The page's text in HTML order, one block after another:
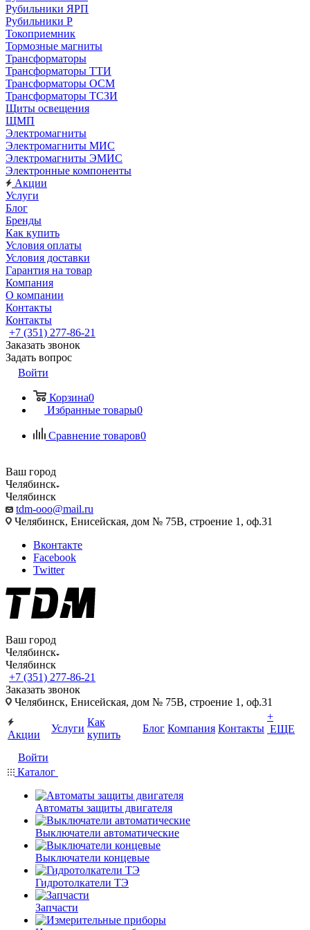
Рубильники ЯРП
Рубильники Р
Токоприемник
Тормозные магниты
Трансформаторы
Трансформаторы ТТИ
Трансформаторы ОСМ
Трансформаторы ТСЗИ
Щиты освещения
ЩМП
Электромагниты
Электромагниты МИС
Электромагниты ЭМИС
Электронные компоненты
Акции
Услуги
Блог
Бренды
Как купить
Условия оплаты
Условия доставки
Гарантия на товар
Компания
О компании
Контакты
Контакты
+7 (351) 277-86-21
Заказать звонок
Задать вопрос
Войти
Корзина0
Избранные товары0
Сравнение товаров0
Ваш город
Челябинск
Челябинск
tdm-ooo@mail.ru
Челябинск, Енисейская, дом № 75В, строение 1, оф.31
Вконтакте
Facebook
Twitter
Ваш город
Челябинск
Челябинск
+7 (351) 277-86-21
Заказать звонок
Челябинск, Енисейская, дом № 75В, строение 1, оф.31
Акции
Услуги
Как
купить
Блог Компания Контакты
+
ЕЩЕ
Войти
Каталог
Автоматы защиты двигателя
Выключатели автоматические
Выключатели концевые
Гидротолкатели ТЭ
Запчасти